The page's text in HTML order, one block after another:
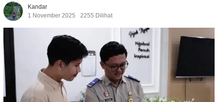
Kandar
1 November 2025
2255 Dilihat